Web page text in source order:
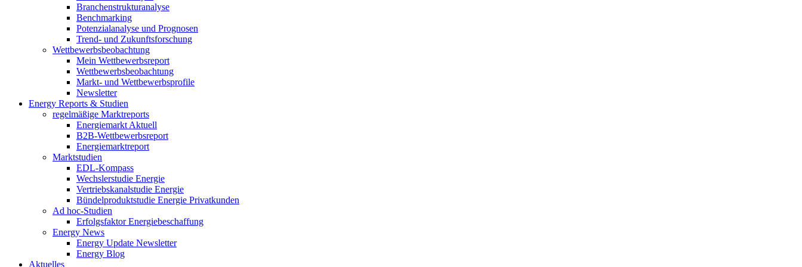
Branchenstrukturanalyse
Benchmarking
Potenzialanalyse und Prognosen
Trend- und Zukunftsforschung
Wettbewerbs­beobachtung
Mein Wettbewerbsreport
Wettbewerbsbeobachtung
Markt- und Wettbewerbsprofile
Newsletter
Energy Reports & Studien
regelmäßige Marktreports
Energiemarkt Aktuell
B2B-Wettbewerbsreport
Energiemarktreport
Marktstudien
EDL-Kompass
Wechslerstudie Energie
Vertriebskanalstudie Energie
Bündelproduktstudie Energie Privatkunden
Ad hoc-Studien
Erfolgsfaktor Energiebeschaffung
Energy News
Energy Update Newsletter
Energy Blog
Aktuelles